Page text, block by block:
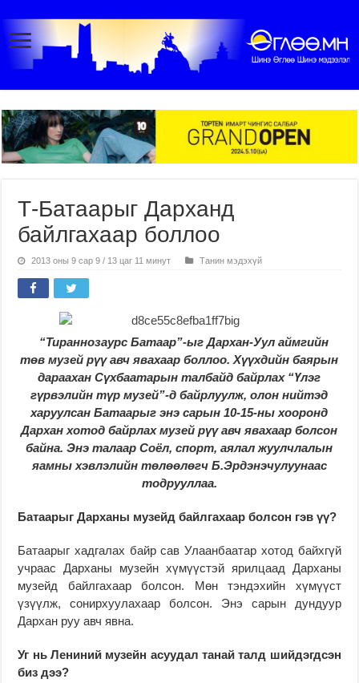
Т-Батаарыг Дарханд
байлгахаар боллоо
2013 оны 9 сар 9 / 13 цаг 11 минут Танин мэдэхүй
“Тираннозаурс Батаар”-ыг Дархан-Уул аймгийн
төв музей рүү авч явахаар боллоо. Хүүхдийн баярын
дараахан Сүхбаатарын талбайд байрлах “Үлэг
гүрвэлийн түр музей”-д байрлуулж, олон нийтэд
харуулсан Батаарыг энэ сарын 10-15-ны хооронд
Дархан хотод байрлах музей рүү авч явахаар болсон
байна. Энэ талаар Соёл, спорт, аялал жуулчлалын
яамны хэвлэлийн төлөөлөгч Б.Эрдэнэчулуунаас
тодрууллаа.
Батаарыг Дарханы музейд байлгахаар болсон гэв үү?
Батаарыг хадгалах байр сав Улаанбаатар хотод байхгүй
учраас Дарханы музейн хүмүүстэй ярилцаад Дарханы
музейд байлгахаар болсон. Мөн тэндэхийн хүмүүст
үзүүлж, сонирхуулахаар болсон. Энэ сарын дундуур
Дархан руу авч явна.
Уг нь Лениний музейн асуудал танай талд шийдэгдсэн
биз дээ?